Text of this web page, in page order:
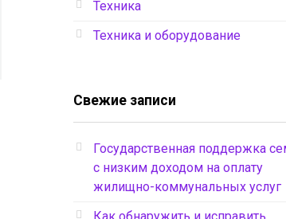
Техника
Техника и оборудование
Свежие записи
Государственная поддержка
с низким доходом на оплату
жилищно-коммунальных услуг